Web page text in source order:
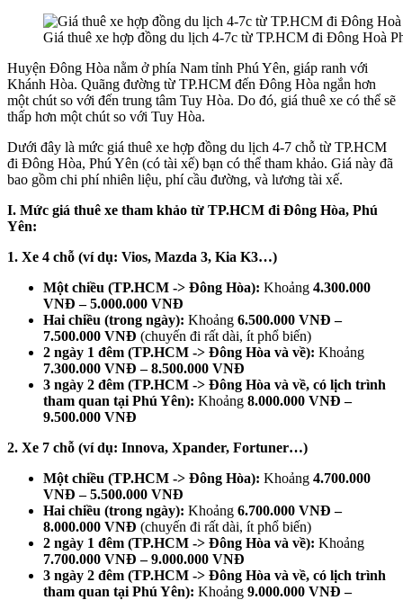
Giá thuê xe hợp đồng du lịch 4-7c từ TP.HCM đi Đông Hoà
Huyện Đông Hòa nằm ở phía Nam tỉnh Phú Yên, giáp ranh với
Khánh Hòa. Quãng đường từ TP.HCM đến Đông Hòa ngắn hơn
một chút so với đến trung tâm Tuy Hòa. Do đó, giá thuê xe có thể sẽ
thấp hơn một chút so với Tuy Hòa.
Dưới đây là mức giá thuê xe hợp đồng du lịch 4-7 chỗ từ TP.HCM
đi Đông Hòa, Phú Yên (có tài xế) bạn có thể tham khảo. Giá này đã
bao gồm chi phí nhiên liệu, phí cầu đường, và lương tài xế.
I. Mức giá thuê xe tham khảo từ TP.HCM đi Đông Hòa, Phú
Yên:
1. Xe 4 chỗ (ví dụ: Vios, Mazda 3, Kia K3…)
Một chiều (TP.HCM -> Đông Hòa): Khoảng 4.300.000
VNĐ – 5.000.000 VNĐ
Hai chiều (trong ngày): Khoảng 6.500.000 VNĐ –
7.500.000 VNĐ (chuyến đi rất dài, ít phổ biến)
2 ngày 1 đêm (TP.HCM -> Đông Hòa và về): Khoảng
7.300.000 VNĐ – 8.500.000 VNĐ
3 ngày 2 đêm (TP.HCM -> Đông Hòa và về, có lịch trình
tham quan tại Phú Yên): Khoảng 8.000.000 VNĐ –
9.500.000 VNĐ
2. Xe 7 chỗ (ví dụ: Innova, Xpander, Fortuner…)
Một chiều (TP.HCM -> Đông Hòa): Khoảng 4.700.000
VNĐ – 5.500.000 VNĐ
Hai chiều (trong ngày): Khoảng 6.700.000 VNĐ –
8.000.000 VNĐ (chuyến đi rất dài, ít phổ biến)
2 ngày 1 đêm (TP.HCM -> Đông Hòa và về): Khoảng
7.700.000 VNĐ – 9.000.000 VNĐ
3 ngày 2 đêm (TP.HCM -> Đông Hòa và về, có lịch trình
tham quan tại Phú Yên): Khoảng 9.000.000 VNĐ –